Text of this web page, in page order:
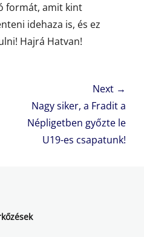
formát, amit kint
idehaza is, és ez
Hajrá Hatvan!
Next →
post:
Nagy siker, a Fradit a
Népligetben győzte le
U19-es csapatunk!